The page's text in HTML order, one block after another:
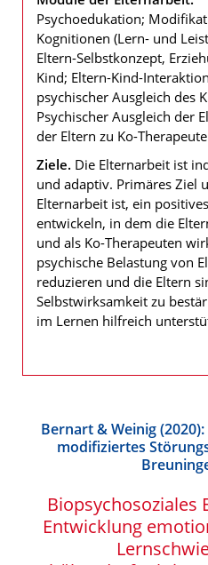
Psychoedukation;
Kognitionen (Lern- und
Eltern-Selbstkonzept,
Kind; Eltern-Kind-
psychischer Ausgleich des
Psychischer Ausgleich der
der Eltern zu Ko-
Ziele. Die Elternarbeit ist
und adaptiv. Primäres Ziel
Elternarbeit ist, ein
entwickeln, in dem die
und als Ko-Therapeuten
psychische Belastung von
reduzieren und die Eltern
Selbstwirksamkeit zu
im Lernen hilfreich
Bernart & Weinig
modifiziertes
Biopsychosoziales
Entwicklung